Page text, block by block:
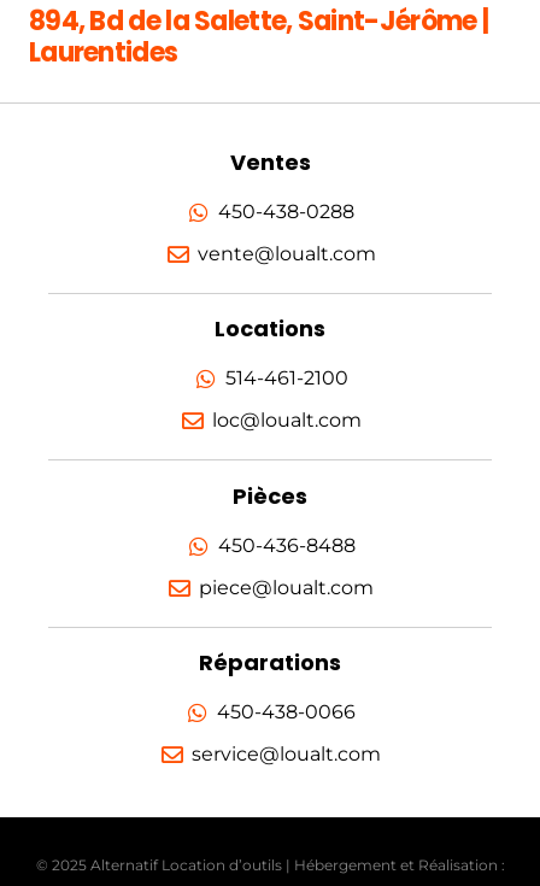
894, Bd de la Salette, Saint-Jérôme |
Laurentides
Ventes
450-438-0288
vente@loualt.com
Locations
514-461-2100
loc@loualt.com
Pièces
450-436-8488
piece@loualt.com
Réparations
450-438-0066
service@loualt.com
© 2025 Alternatif Location d’outils | Hébergement et Réalisation :